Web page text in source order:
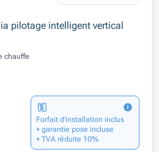
pilotage intelligent vertical
chauffe
Forfait d’installation inclus
+ garantie pose incluse
+ TVA réduite 10%